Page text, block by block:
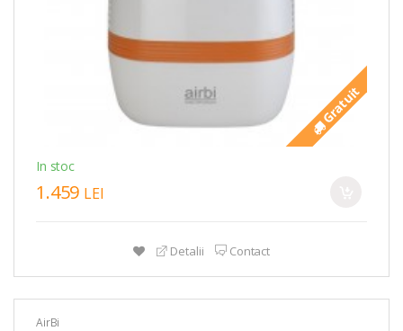
Gratuit
In stoc
1.459 LEI
Detalii Contact
AirBi